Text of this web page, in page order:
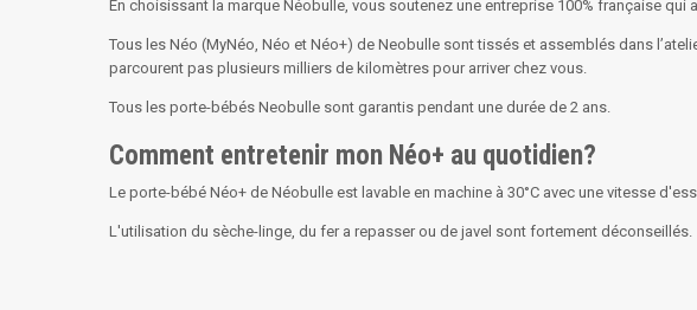
En choisissant la marque Néobulle, vous soutenez une entreprise 100% française
Tous les Néo (MyNéo, Néo et Néo+) de Neobulle sont tissés et assemblés dans
parcourent pas plusieurs milliers de kilomètres pour arriver chez vous.
Tous les porte-bébés Neobulle sont garantis pendant une durée de 2 ans.
Comment entretenir mon Néo+ au quotidien?
Le porte-bébé Néo+ de Néobulle est lavable en machine à 30°C avec une vitesse
L'utilisation du sèche-linge, du fer a repasser ou de javel sont fortement déconseillés.